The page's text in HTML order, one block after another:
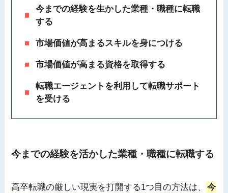
今までの経験を生かした業種・職種に転職
する
市場価値が高まるスキルを身につける
市場価値が高まる資格を取得する
転職エージェントを利用して転職サポート
を受ける
今までの経験を活かした業種・職種に転職する
高卒転職の厳しい現実を打開する1つ目の方法は、
今